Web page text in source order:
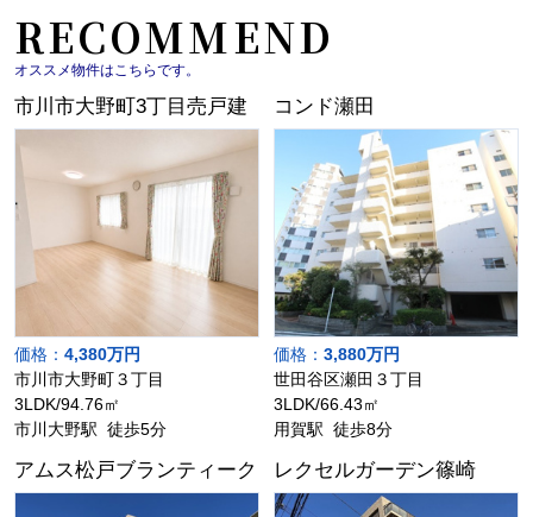
RECOMMEND
オススメ物件はこちらです。
市川市大野町3丁目売戸建
価格： 4,380万円
市川市大野町３丁目
3LDK/94.76㎡
市川大野駅 徒歩5分
コンド瀬田
価格： 3,880万円
世田谷区瀬田３丁目
3LDK/66.43㎡
用賀駅 徒歩8分
アムス松戸ブランティーク レクセルガーデン篠崎